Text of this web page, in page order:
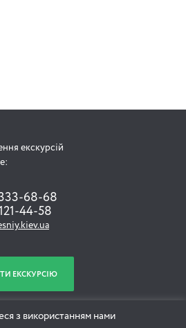
з використанням нами
екскурсій
68-68
44-58
ЕКСКУРСІЮ